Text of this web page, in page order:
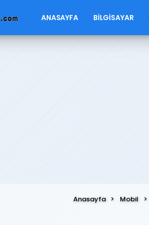
ANASAYFA BILGISAYAR
Anasayfa Mobil